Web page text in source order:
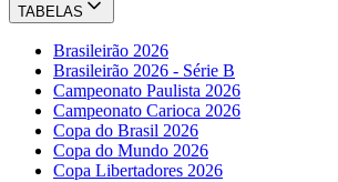
TABELAS
Brasileirão 2026
Brasileirão 2026 - Série B
Campeonato Paulista 2026
Campeonato Carioca 2026
Copa do Brasil 2026
Copa do Mundo 2026
Copa Libertadores 2026